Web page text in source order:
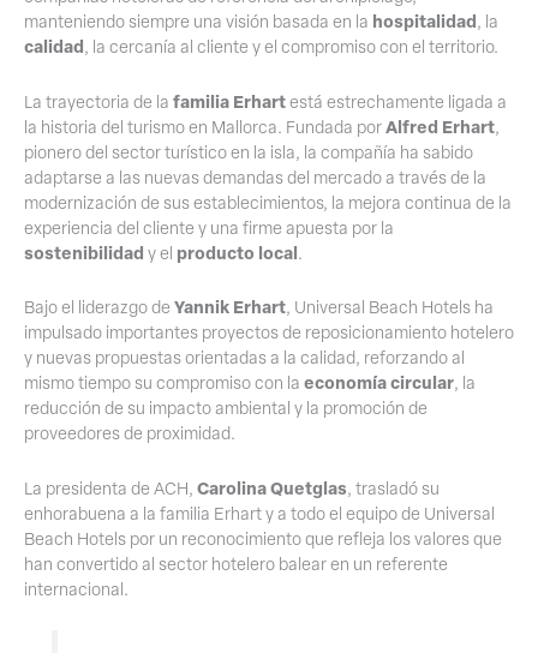
manteniendo siempre una visión basada en la hospitalidad, la
calidad, la cercanía al cliente y el compromiso con el territorio.
La trayectoria de la familia Erhartestá estrechamente ligada a
la historia del turismo en Mallorca. Fundada porAlfred Erhart,
pionero del sector turístico en la isla, la compañía ha sabido
adaptarse a las nuevas demandas del mercado a través de la
modernización de sus establecimientos, la mejora continua de la
experiencia del cliente y una firme apuesta por la
sostenibilidad y el producto local.
Bajo el liderazgo de Yannik Erhart, Universal Beach Hotels ha
impulsado importantes proyectos de reposicionamiento hotelero
y nuevas propuestas orientadas a la calidad, reforzando al
mismo tiempo su compromiso con la economía circular, la
reducción de su impacto ambiental y la promoción de
proveedores de proximidad.
La presidenta de ACH, Carolina Quetglas, trasladó su
enhorabuena a la familia Erhart y a todo el equipo de Universal
Beach Hotels por un reconocimiento que refleja los valores que
han convertido al sector hotelero balear en un referente
internacional.